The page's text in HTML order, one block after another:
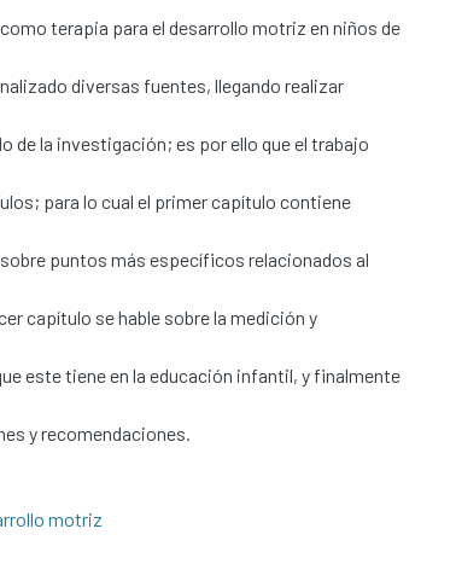
terapia para el desarrollo motriz en niños de
diversas fuentes, llegando realizar
de la investigación; es por ello que el trabajo
para lo cual el primer capítulo contiene
puntos más específicos relacionados al
capítulo se hable sobre la medición y
este tiene en la educación infantil, y finalmente
y recomendaciones.
motriz